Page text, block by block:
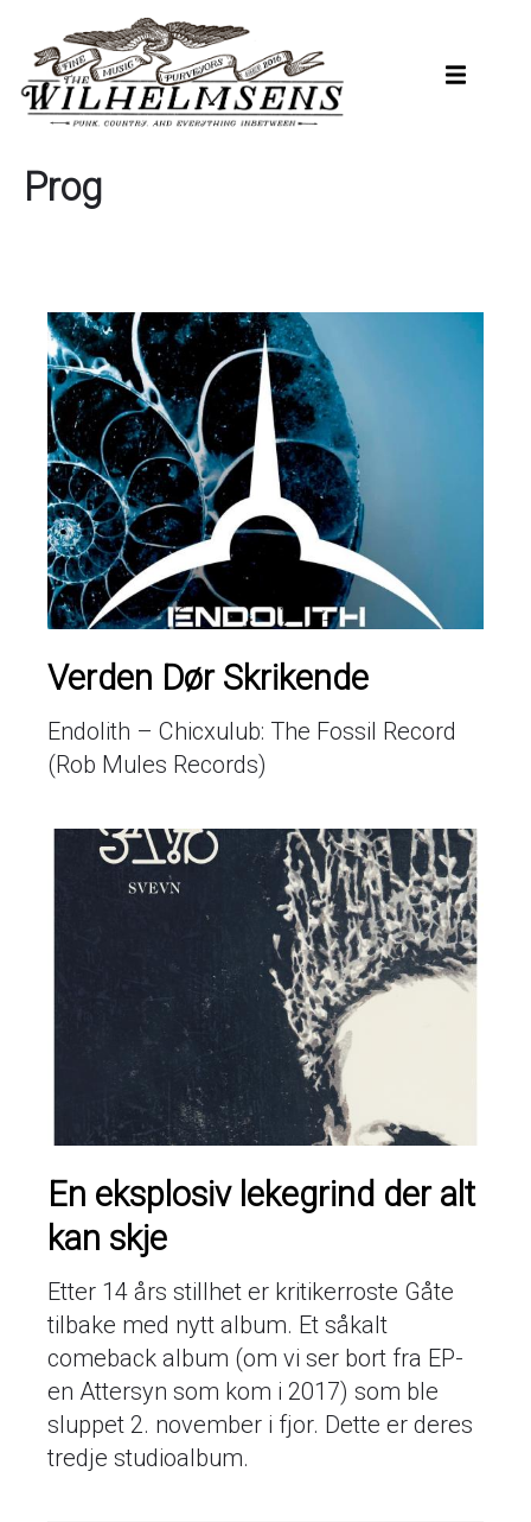
hovedinnhold
Prog
Verden Dør Skrikende
Endolith – Chicxulub: The Fossil Record
(Rob Mules Records)
En eksplosiv lekegrind der alt
kan skje
Etter 14 års stillhet er kritikerroste Gåte
tilbake med nytt album. Et såkalt
comeback album (om vi ser bort fra EP-
en Attersyn som kom i 2017) som ble
sluppet 2. november i fjor. Dette er deres
tredje studioalbum.